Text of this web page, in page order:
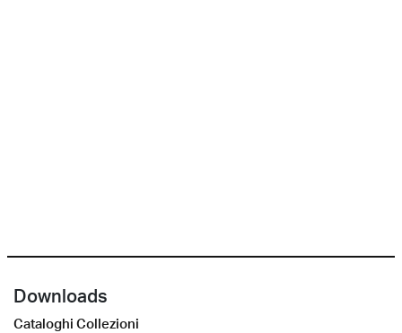
Downloads
Cataloghi Collezioni